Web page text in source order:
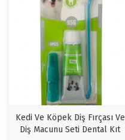
Kedi Ve Köpek Diş Fırçası Ve
Diş Macunu Seti Dental Kıt